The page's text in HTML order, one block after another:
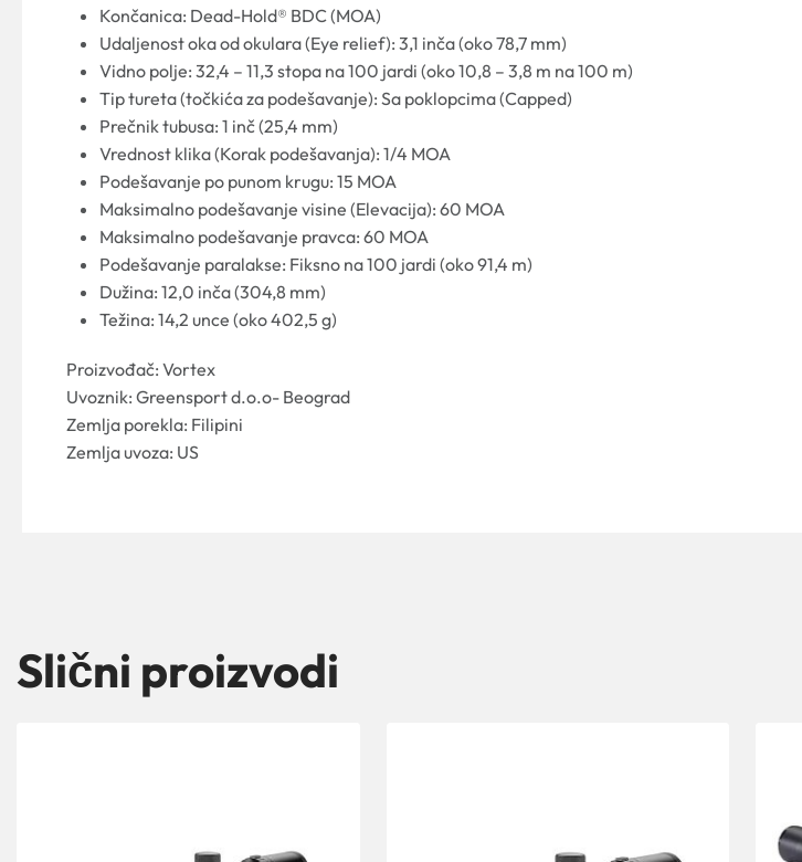
Končanica: Dead-Hold® BDC (MOA)
Udaljenost oka od okulara (Eye relief): 3,1 inča (oko 78,7 mm)
Vidno polje: 32,4 – 11,3 stopa na 100 jardi (oko 10,8 – 3,8 m na 100 m)
Tip tureta (točkića za podešavanje): Sa poklopcima (Capped)
Prečnik tubusa: 1 inč (25,4 mm)
Vrednost klika (Korak podešavanja): 1/4 MOA
Podešavanje po punom krugu: 15 MOA
Maksimalno podešavanje visine (Elevacija): 60 MOA
Maksimalno podešavanje pravca: 60 MOA
Podešavanje paralakse: Fiksno na 100 jardi (oko 91,4 m)
Dužina: 12,0 inča (304,8 mm)
Težina: 14,2 unce (oko 402,5 g)
Proizvođač: Vortex
Uvoznik: Greensport d.o.o- Beograd
Zemlja porekla: Filipini
Zemlja uvoza: US
Slični proizvodi